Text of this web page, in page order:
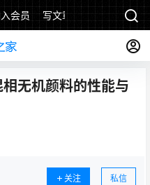
会员 写文章
无机颜料的性能与
关注 私信